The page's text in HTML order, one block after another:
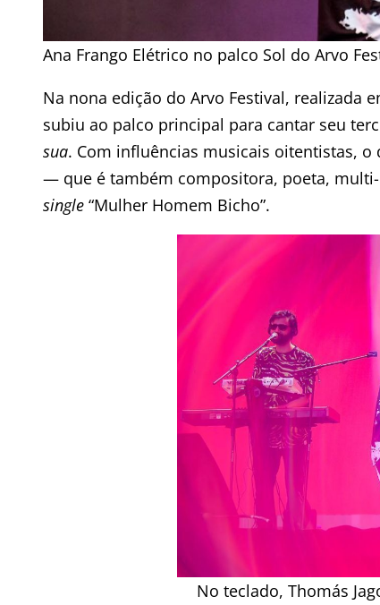
Ana Frango Elétrico no palco Sol do Arvo
Na nona edição do Arvo Festival, realizada
subiu ao palco principal para cantar seu
sua. Com influências musicais oitentistas,
— que é também compositora, poeta,
single “Mulher Homem Bicho”.
No teclado, Thomás